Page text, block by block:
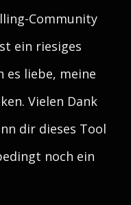
Community
ein riesiges
es liebe, meine
Vielen Dank
dir dieses Tool
noch ein